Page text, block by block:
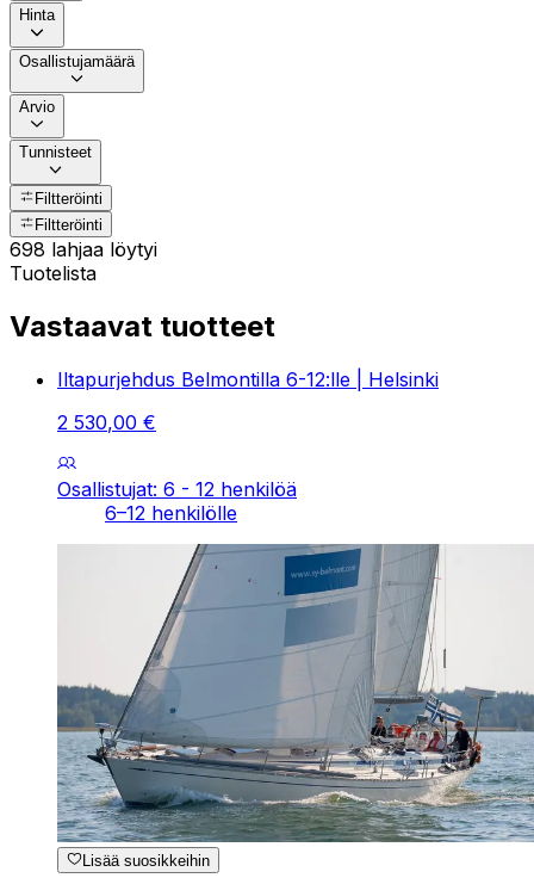
Hinta
Osallistujamäärä
Arvio
Tunnisteet
Filtteröinti
Filtteröinti
698 lahjaa löytyi
Tuotelista
Vastaavat tuotteet
Iltapurjehdus Belmontilla 6-12:lle | Helsinki
2 530,00 €
Osallistujat: 6 - 12 henkilöä
6–12 henkilölle
Lisää suosikkeihin